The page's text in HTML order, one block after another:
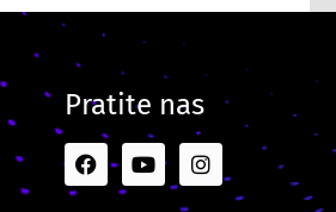
Pratite nas